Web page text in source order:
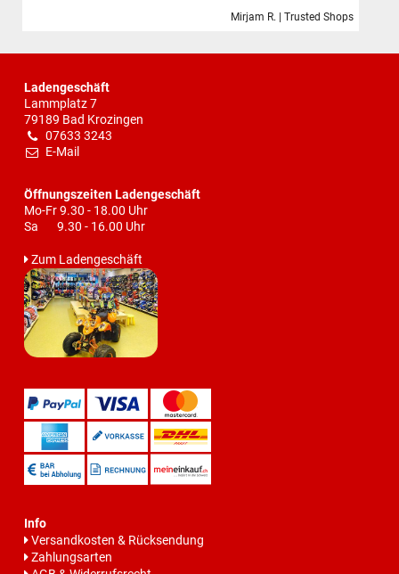
Mirjam R. | Trusted Shops
Ladengeschäft
Lammplatz 7
79189 Bad Krozingen
07633 3243
E-Mail
Öffnungszeiten Ladengeschäft
Mo-Fr 9.30 - 18.00 Uhr
Sa 9.30 - 16.00 Uhr
Zum Ladengeschäft
Info
Versandkosten & Rücksendung
Zahlungsarten